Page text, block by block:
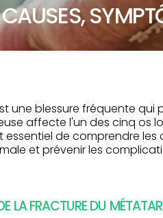
une blessure fréquente
affecte l'un des cinq os
de comprendre
et prévenir les
LA FRACTURE DU